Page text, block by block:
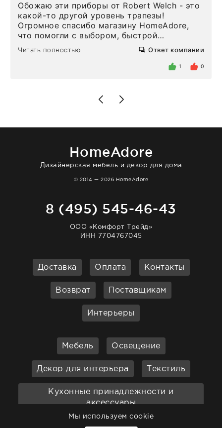
Обожаю эти приборы от Robert Welch - это
какой-то другой уровень трапезы!
Огромное спасибо магазину HomeAdore,
что помогли с выбором, быстрой
доставкой и высоким сервисом. Один раз
была здесь лично, забирала чайные ложки,
внутри очень много антикварной посуды,
Позже заказывала остальные приборы -
доставили сдэком на следующий день к
отвечает очень быстро. Взаимодействием
Читать полностью Ответ компании
1 0
HomeAdore
Дизайнерская мебель и декор для дома
© 2014 — 2026 HomeAdore
8 (495) 545-46-43
ООО «Комфорт Трейд»
ИНН 7704767045
Доставка Оплата Контакты
Возврат Поставщикам
Интерьеры
Мебель Освещение
Декор для интерьера Текстиль
Кухонные принадлежности и
аксессуары
Ванная Садовая мебель
Мы используем cookie